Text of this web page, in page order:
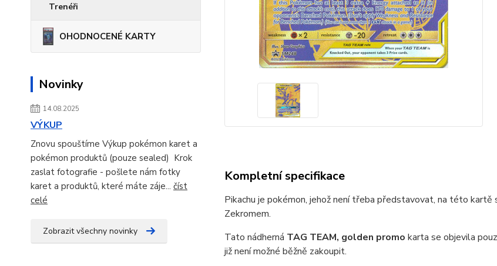
Trenéři
OHODNOCENÉ KARTY
Novinky
14.08.2025
VÝKUP
Znovu spouštíme Výkup pokémon karet a
pokémon produktů (pouze sealed) Krok
zaslat fotografie - pošlete nám fotky
karet a produktů, které máte záje... číst
celé
Zobrazit všechny novinky
Kompletní specifikace
Pikachu je pokémon, jehož není třeba představovat, na této
Zekromem.
Tato nádherná TAG TEAM, golden promo karta se objevila
již není možné běžně zakoupit.